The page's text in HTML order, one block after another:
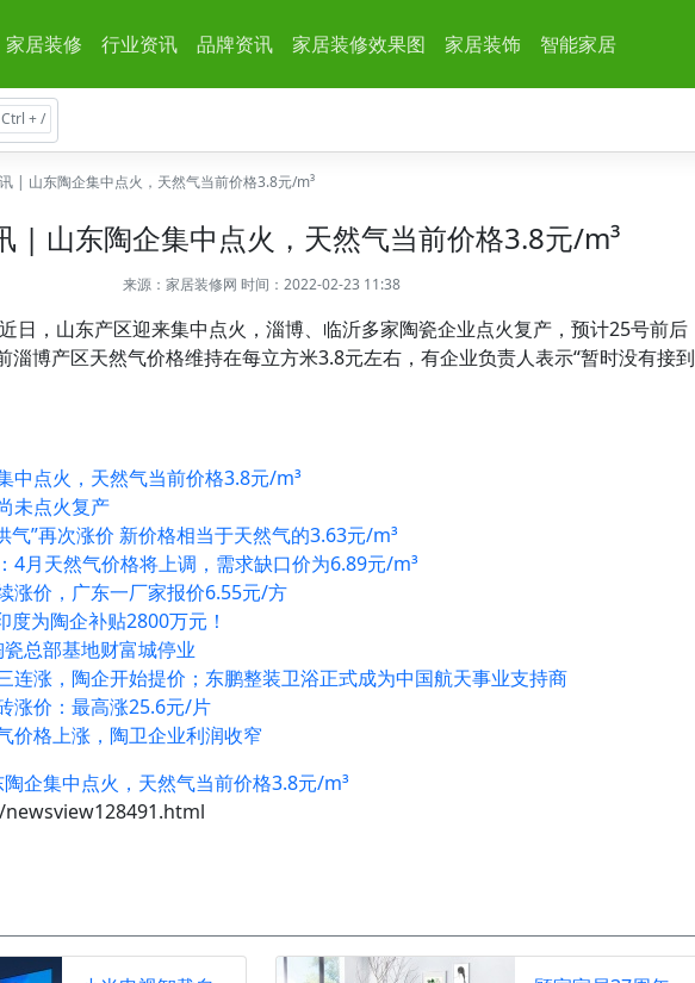
家居装修 行业资讯 品牌资讯 家居装修效果图 家居装饰 智能家居
| 山东陶企集中点火，天然气当前价格3.8元/m³
| 山东陶企集中点火，天然气当前价格3.8元/m³
来源： 家居装修网 时间：2022-02-23 11:38
日，山东产区迎来集中点火，淄博、临沂多家陶瓷企业点火复产，预计25号前后
淄博产区天然气价格维持在每立方米3.8元左右，有企业负责人表示“暂时没有接到
中点火，天然气当前价格3.8元/m³
未点火复产
气”再次涨价 新价格相当于天然气的3.63元/m³
4月天然气价格将上调，需求缺口价为6.89元/m³
涨价，广东一厂家报价6.55元/方
度为陶企补贴2800万元！
总部基地财富城停业
连涨，陶企开始提价；东鹏整装卫浴正式成为中国航天事业支持商
涨价：最高涨25.6元/片
价格上涨，陶卫企业利润收窄
企集中点火，天然气当前价格3.8元/m³